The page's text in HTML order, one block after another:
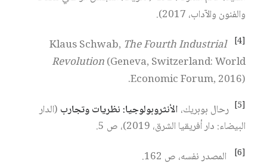
والفنون والآداب، 2017).
[4]
Klaus Schwab,
The Fourth Industrial
Revolution(Geneva, Switzerland: World
Economic Forum, 2016).
[5] رحال بوبريك، الأنثروبولوجيا: نظريات وتجارب (الدار
البيضاء: دار أفريقيا الشرق، 2019)، ص 5.
[6] المصدر نفسه، ص 162.